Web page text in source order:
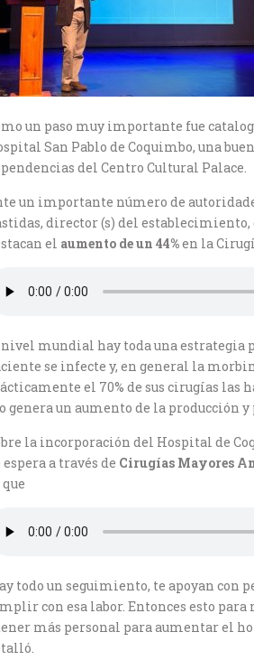
un paso muy importante fue
San Pablo de Coquimbo, una
del Centro Cultural Palace.
un importante número de
director (s) del
el aumento de un 44%en la
nivel mundial hay toda una estrategia
se infecte y, en general la
el 70% de sus cirugías las
genera un aumento de la producción
la incorporación del Hospital de
espera a través de Cirugías Mayores
todo un seguimiento, te apoyan
con esa labor. Entonces esto
más personal para aumentar el